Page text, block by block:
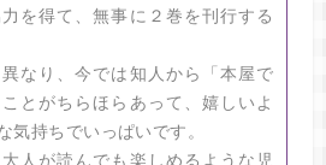
を得て、無事に２巻を刊行する
なり、今では知人から「本屋で
とがちらほらあって、嬉しいよ
気持ちでいっぱいです。
人が読んでも楽しめるような児